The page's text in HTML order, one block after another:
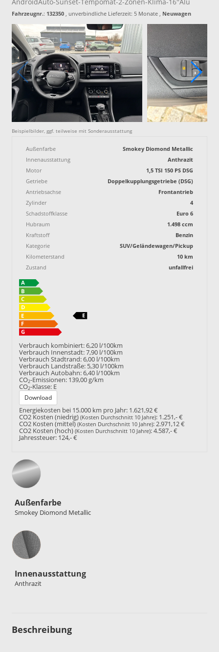
Fahrzeugnr.: 132350 , unverbindliche Lieferzeit: 5 Monate , Neuwagen
Beispielbilder, ggf. teilweise mit Sonderausstattung
Außenfarbe
Smokey Diomond Metallic
Innenausstattung
Anthrazit
Motor
1,5 TSI 150 PS DSG
Getriebe
Doppelkupplungsgetriebe (DSG)
Antriebsachse
Frontantrieb
Zylinder
4
Schadstoffklasse
Euro 6
Hubraum
1.498 ccm
Kraftstoff
Benzin
Kategorie
SUV/Geländewagen/Pickup
Kilometerstand
10 km
Zustand
unfallfrei
Verbrauch kombiniert:6,20 l/100km
Verbrauch Innenstadt:7,90 l/100km
Verbrauch Stadtrand:6,00 l/100km
Verbrauch Landstraße: 5,30 l/100km
Verbrauch Autobahn:6,40 l/100km
CO2-Emissionen: 139,00 g/km
CO2-Klasse: E
Download
Energiekosten bei 15.000 km pro Jahr: 1.621,92 €
CO2 Kosten (niedrig) (Kosten Durchschnitt 10 Jahre): 1.251,- €
CO2 Kosten (mittel) (Kosten Durchschnitt 10 Jahre):2.971,12 €
CO2 Kosten (hoch) (Kosten Durchschnitt 10 Jahre):4.587,- €
Jahressteuer: 124,- €
Außenfarbe
Smokey Diomond Metallic
Innenausstattung
Innenausstattung
Anthrazit
Beschreibung